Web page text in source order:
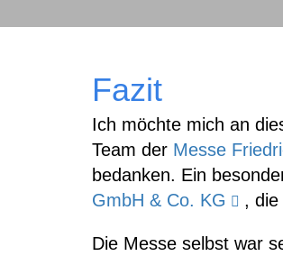
Fazit
Ich möchte mich an
Team der Messe
bedanken. Ein
GmbH & Co. KG
, die
Die Messe selbst war